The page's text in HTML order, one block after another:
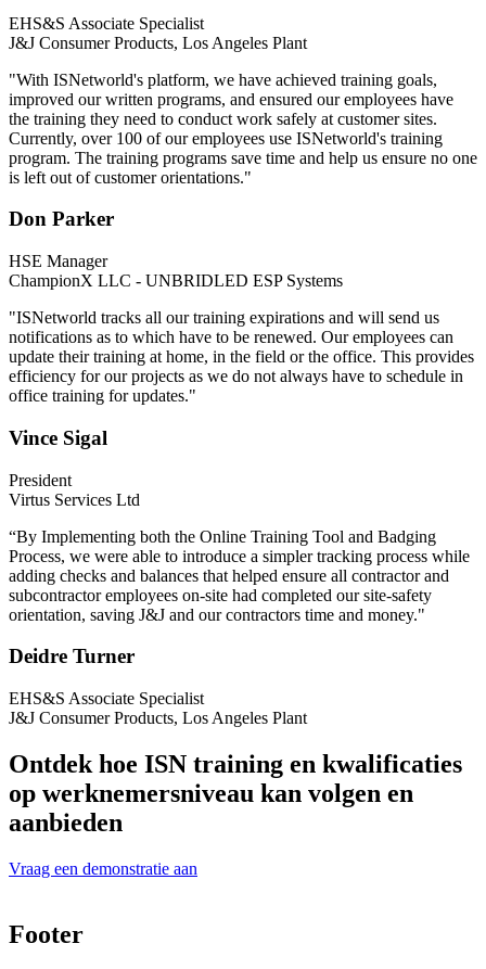
EHS&S Associate Specialist
J&J Consumer Products, Los Angeles Plant
"With ISNetworld's platform, we have achieved training goals,
improved our written programs, and ensured our employees have
the training they need to conduct work safely at customer sites.
Currently, over 100 of our employees use ISNetworld's training
program. The training programs save time and help us ensure no one
is left out of customer orientations."
Don Parker
HSE Manager
ChampionX LLC - UNBRIDLED ESP Systems
"ISNetworld tracks all our training expirations and will send us
notifications as to which have to be renewed. Our employees can
update their training at home, in the field or the office. This provides
efficiency for our projects as we do not always have to schedule in
office training for updates."
Vince Sigal
President
Virtus Services Ltd
“By Implementing both the Online Training Tool and Badging
Process, we were able to introduce a simpler tracking process while
adding checks and balances that helped ensure all contractor and
subcontractor employees on-site had completed our site-safety
orientation, saving J&J and our contractors time and money."
Deidre Turner
EHS&S Associate Specialist
J&J Consumer Products, Los Angeles Plant
Ontdek hoe ISN training en kwalificaties
op werknemersniveau kan volgen en
aanbieden
Vraag een demonstratie aan
Footer